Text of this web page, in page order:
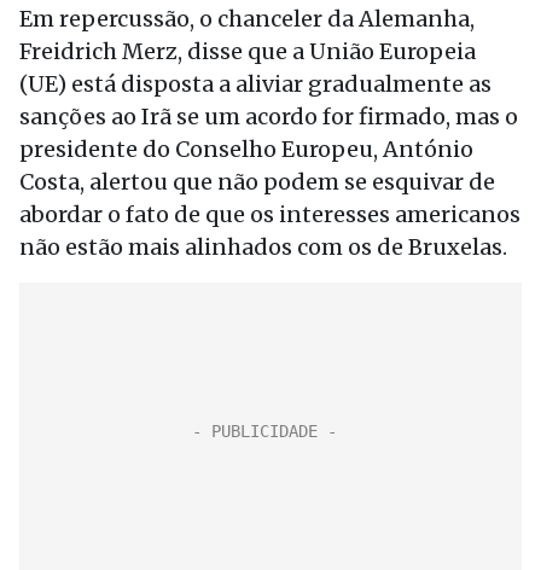
Em repercussão, o chanceler da Alemanha,
Freidrich Merz, disse que a União Europeia
(UE) está disposta a aliviar gradualmente as
sanções ao Irã se um acordo for firmado, mas o
presidente do Conselho Europeu, António
Costa, alertou que não podem se esquivar de
abordar o fato de que os interesses americanos
não estão mais alinhados com os de Bruxelas.